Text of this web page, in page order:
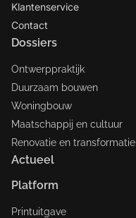
Klantenservice
Contact
Dossiers
Ontwerppraktijk
Duurzaam bouwen
Woningbouw
Maatschappij en cultuur
Renovatie en transformatie
Actueel
Platform
Printuitgave